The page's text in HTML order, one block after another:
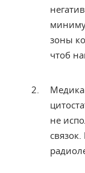
зоны
чтоб
не
связок.